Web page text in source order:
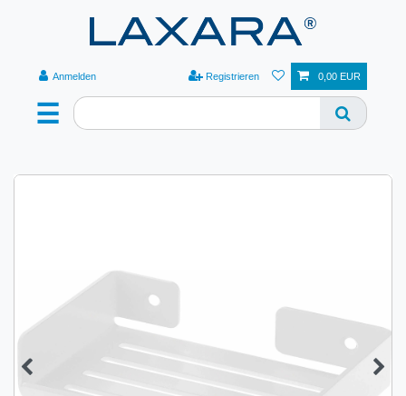
☰
Anmelden Registrieren 0,00 EUR